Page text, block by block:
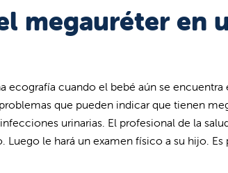
megauréter en
cuando el bebé aún se encuentra
que pueden indicar que tienen
urinarias. El profesional de la
le hará un examen físico a su hijo. Es